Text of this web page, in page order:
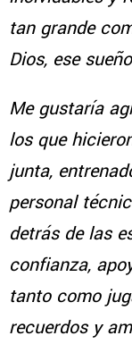
tan grande
Dios, ese
Me gustaría
los que
junta,
personal
detrás de las
confianza,
tanto como
recuerdos y